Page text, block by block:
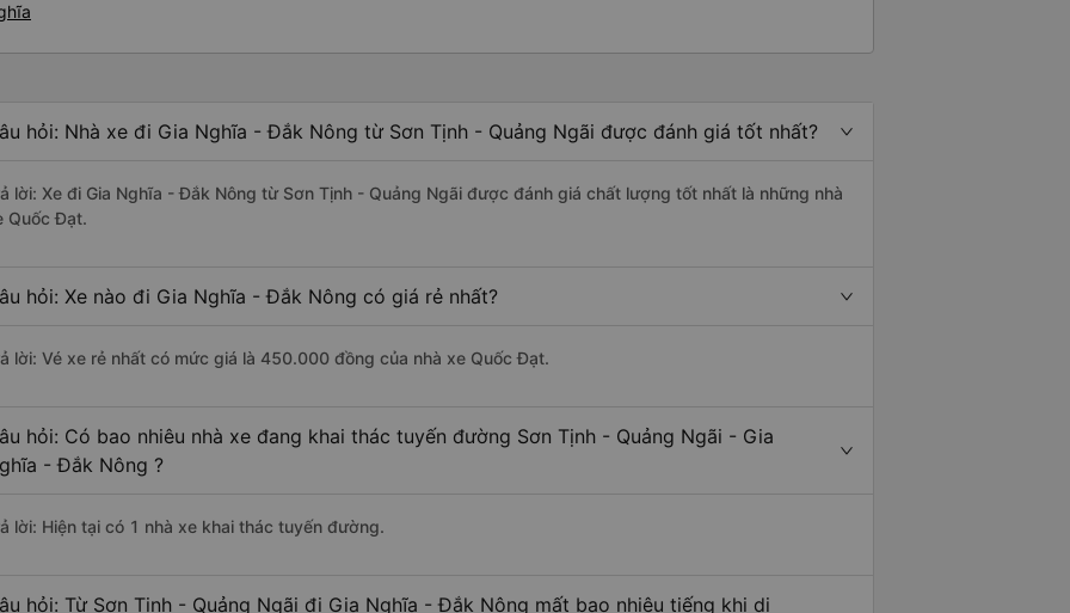
hỏi: Nhà xe đi Gia Nghĩa - Đắk Nông từ Sơn Tịnh - Quảng Ngãi được đánh giá tốt nhất?
lời: Xe đi Gia Nghĩa - Đắk Nông từ Sơn Tịnh - Quảng Ngãi được đánh giá chất lượng tốt nhất là những nhà
Quốc Đạt.
hỏi: Xe nào đi Gia Nghĩa - Đắk Nông có giá rẻ nhất?
lời: Vé xe rẻ nhất có mức giá là 450.000 đồng của nhà xe Quốc Đạt.
hỏi: Có bao nhiêu nhà xe đang khai thác tuyến đường Sơn Tịnh - Quảng Ngãi - Gia
- Đắk Nông ?
lời: Hiện tại có 1 nhà xe khai thác tuyến đường.
hỏi: Từ Sơn Tịnh - Quảng Ngãi đi Gia Nghĩa - Đắk Nông mất bao nhiêu tiếng khi di